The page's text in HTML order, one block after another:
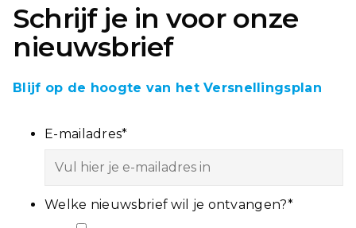
Schrijf je in voor onze
nieuwsbrief
Blijf op de hoogte van het Versnellingsplan
E-mailadres*
Welke nieuwsbrief wil je ontvangen?*